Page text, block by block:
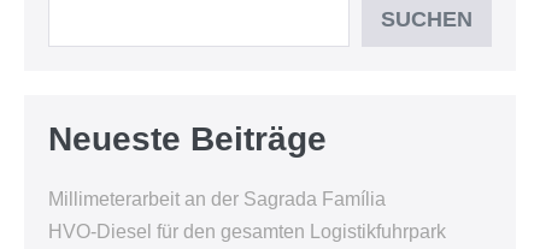
SUCHEN
Neueste Beiträge
Millimeterarbeit an der Sagrada Família
HVO-Diesel für den gesamten Logistikfuhrpark